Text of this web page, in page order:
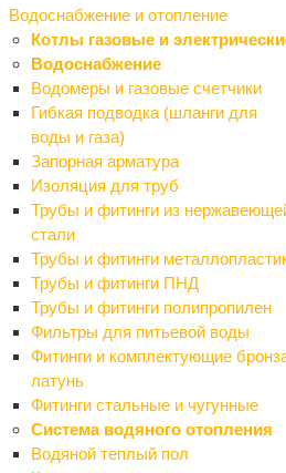
Водоснабжение и отопление
Котлы газовые и
Водоснабжение
Водомеры и газовые счетчики
Гибкая подводка (шланги для
воды и газа)
Запорная арматура
Изоляция для труб
Трубы и фитинги из
стали
Трубы и фитинги
Трубы и фитинги ПНД
Трубы и фитинги полипропилен
Фильтры для питьевой воды
Фитинги и комплектующие
латунь
Фитинги стальные и чугунные
Система водяного отопления
Водяной теплый пол
Профили
Рейки
Подвесные светильники
Сайдинг
Сетки
Назад
Сетки
Сетки для затенения
Сетки москитные
Сетки ПВС кладочные
Решетки садовые
Сетки дорожные
Сетки ПВС штукатурные
Сетка рабица
Сетки сварные
Сетки тканные
Стеклоткань
Средства для укладки плитки
Назад